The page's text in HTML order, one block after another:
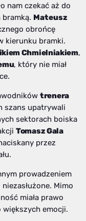
nam czekać aż do
bramką. Mateusz
obrońcę
kierunku bramki.
Chmielniakiem,
, który nie miał
trenera
szans upatrywali
sektorach boiska
Tomasz Gala
przez
prowadzeniem
Mimo
miała prawo
emocji.